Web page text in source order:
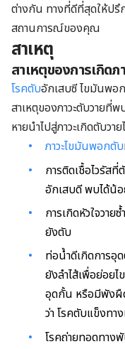
ต่างกัน ทางที่ดีที่สุดให้ป
สถานการณ์ของคุณ
สาเหตุ
สาเหตุของการเกิด
โรคตับอักเสบซี ไขมันพอ
สาเหตุของภาวะตับวายที่
หายนำไปสู่ภาวะเกิดตับวา
ภาวะไขมันพอกตับ
การติดเชื้อไวรัส
อักเสบดี พบได้น้
การเกิดหัวใจวาย
ยังตับ
ท่อน้ำดีเกิดการอุ
ยังลำไส้เพื่อย่อย
อุดกั้น หรือมีพังผื
ว่า โรคตับแข็งทา
โรคถ่ายทอดทาง